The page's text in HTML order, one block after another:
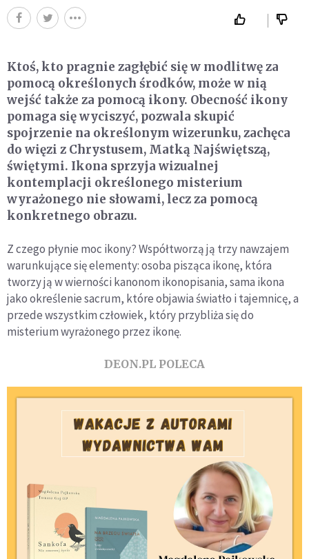
Ktoś, kto pragnie zagłębić się w modlitwę za
pomocą określonych środków, może w nią
wejść także za pomocą ikony. Obecność ikony
pomaga się wyciszyć, pozwala skupić
spojrzenie na określonym wizerunku, zachęca
do więzi z Chrystusem, Matką Najświętszą,
świętymi. Ikona sprzyja wizualnej
kontemplacji określonego misterium
wyrażonego nie słowami, lecz za pomocą
konkretnego obrazu.
Z czego płynie moc ikony? Współtworzą ją trzy nawzajem
warunkujące się elementy: osoba pisząca ikonę, która
tworzy ją w wierności kanonom ikonopisania, sama ikona
jako określenie sacrum, które objawia światło i tajemnicę, a
przede wszystkim człowiek, który przybliża się do
misterium wyrażonego przez ikonę.
DEON.PL POLECA